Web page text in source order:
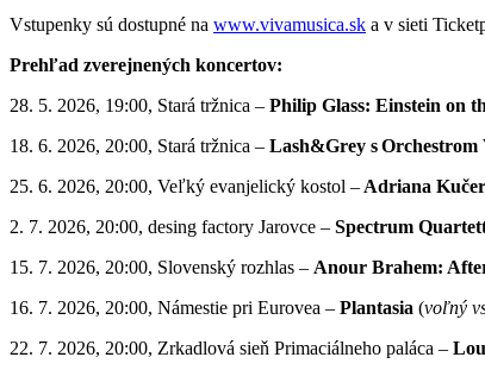
Vstupenky sú dostupné na www.vivamusica.sk a v sieti
Prehľad zverejnených koncertov:
28. 5. 2026, 19:00, Stará tržnica – Philip Glass: Einstein on
18. 6. 2026, 20:00, Stará tržnica – Lash&Grey sOrchestrom
25. 6. 2026, 20:00, Veľký evanjelický kostol – Adriana
2. 7. 2026, 20:00, desing factory Jarovce – Spectrum
15. 7. 2026, 20:00, Slovenský rozhlas – Anour Brahem:
16. 7. 2026, 20:00, Námestie pri Eurovea – Plantasia (voľný
22. 7. 2026, 20:00, Zrkadlová sieň Primaciálneho paláca –